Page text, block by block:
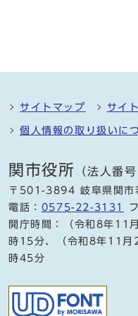
サイトマップ サイ
個人情報の取り扱いに
関市役所 （法人番
〒501-3894 岐阜県関市
電話： 0575-22-3131
開庁時間：（令和8年
時15分、（令和8年11
時45分